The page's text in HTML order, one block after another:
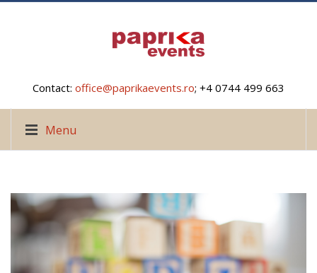
Contact: office@paprikaevents.ro; +4 0744 499 663
Menu